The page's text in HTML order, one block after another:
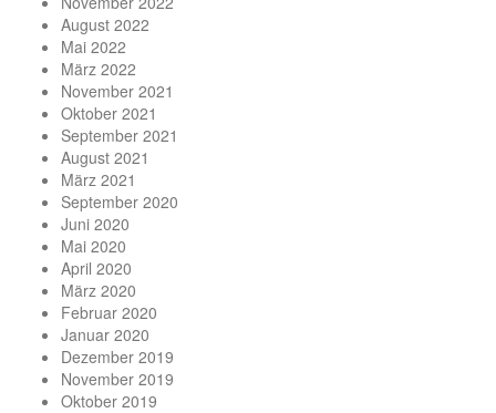
August 2022
Mai 2022
März 2022
November 2021
Oktober 2021
September 2021
August 2021
März 2021
September 2020
Juni 2020
Mai 2020
April 2020
März 2020
Februar 2020
Januar 2020
Dezember 2019
November 2019
Oktober 2019